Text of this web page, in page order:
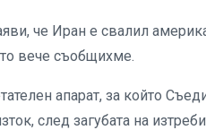
че Иран е свалил
вече съобщихме.
апарат, за който
след загубата на